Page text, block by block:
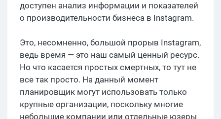
доступен анализ информации и показателей
о производительности бизнеса в Instagram.
Это, несомненно, большой прорыв Instagram,
ведь время — это наш самый ценный ресурс.
Но что касается простых смертных, то тут не
все так просто. На данный момент
планировщик могут использовать только
крупные организации, поскольку многие
небольшие компании или отдельные юзеры